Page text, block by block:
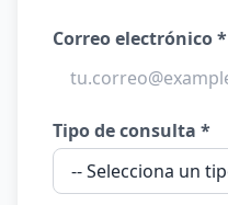
Correo electrónico *
Tipo de consulta *